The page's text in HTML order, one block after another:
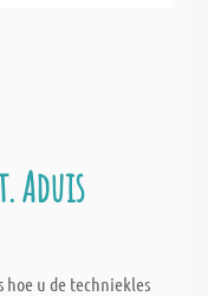
Aduis
hoe u de techniekles